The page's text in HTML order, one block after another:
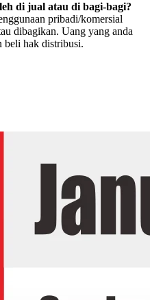
di jual atau di bagi-bagi?
pribadi/komersial
dibagikan. Uang yang anda
beli hak distribusi.